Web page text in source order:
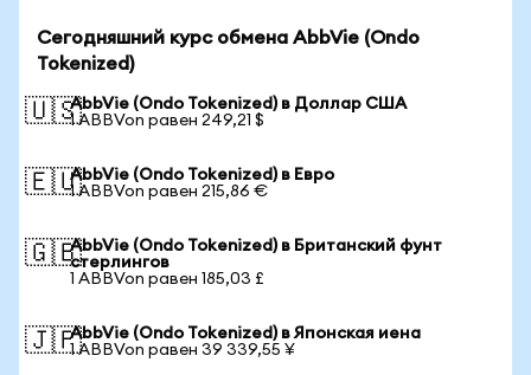
Сегодняшний курс обмена AbbVie (Ondo
Tokenized)
🇺🇸AbbVie (Ondo Tokenized) в Доллар США
1 ABBVon равен 249,21 $
🇪🇺AbbVie (Ondo Tokenized) в Евро
1 ABBVon равен 215,86 €
🇬🇧AbbVie (Ondo Tokenized) в Британский фунт
стерлингов
1 ABBVon равен 185,03 £
🇯🇵AbbVie (Ondo Tokenized) в Японская иена
1 ABBVon равен 39 339,55 ¥